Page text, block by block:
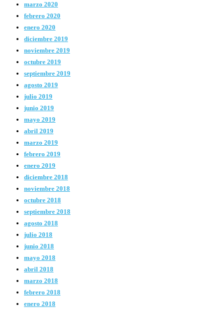
marzo 2020
febrero 2020
enero 2020
diciembre 2019
noviembre 2019
octubre 2019
septiembre 2019
agosto 2019
julio 2019
junio 2019
mayo 2019
abril 2019
marzo 2019
febrero 2019
enero 2019
diciembre 2018
noviembre 2018
octubre 2018
septiembre 2018
agosto 2018
julio 2018
junio 2018
mayo 2018
abril 2018
marzo 2018
febrero 2018
enero 2018